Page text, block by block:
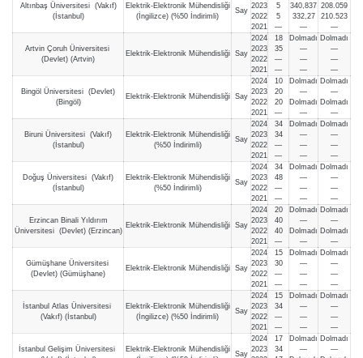
Altınbaş Üniversitesi (Vakıf)
(İstanbul)
Elektrik-Elektronik Mühendisliği
(İngilizce) (%50 İndirimli)
Say
2023
2022
2021
5
5
—
340,837
332,27
—
208.059
210.523
—
Artvin Çoruh Üniversitesi
(Devlet) (Artvin)
Elektrik-Elektronik Mühendisliği Say
2024
2023
2022
2021
18
35
—
—
Dolmadı
—
—
—
Dolmadı
—
—
—
Bingöl Üniversitesi (Devlet)
(Bingöl)
Elektrik-Elektronik Mühendisliği Say
2024
2023
2022
2021
10
20
20
—
Dolmadı
—
Dolmadı
—
Dolmadı
—
Dolmadı
—
Biruni Üniversitesi (Vakıf)
(İstanbul)
Elektrik-Elektronik Mühendisliği
(%50 İndirimli)
Say
2024
2023
2022
2021
34
34
—
—
Dolmadı
—
—
—
Dolmadı
—
—
—
Doğuş Üniversitesi (Vakıf)
(İstanbul)
Elektrik-Elektronik Mühendisliği
(%50 İndirimli)
Say
2024
2023
2022
2021
34
48
—
—
Dolmadı
—
—
—
Dolmadı
—
—
—
Erzincan Binali Yıldırım
Üniversitesi (Devlet) (Erzincan)
Elektrik-Elektronik Mühendisliği Say
2024
2023
2022
2021
20
40
40
—
Dolmadı
—
Dolmadı
—
Dolmadı
—
Dolmadı
—
Gümüşhane Üniversitesi
(Devlet) (Gümüşhane)
Elektrik-Elektronik Mühendisliği Say
2024
2023
2022
2021
15
30
—
—
Dolmadı
—
—
—
Dolmadı
—
—
—
İstanbul Atlas Üniversitesi
(Vakıf) (İstanbul)
Elektrik-Elektronik Mühendisliği
(İngilizce) (%50 İndirimli)
Say
2024
2023
2022
2021
15
34
—
—
Dolmadı
—
—
—
Dolmadı
—
—
—
İstanbul Gelişim Üniversitesi
Elektrik-Elektronik Mühendisliği
Say
2024
2023
17
34
Dolmadı
—
Dolmadı
—